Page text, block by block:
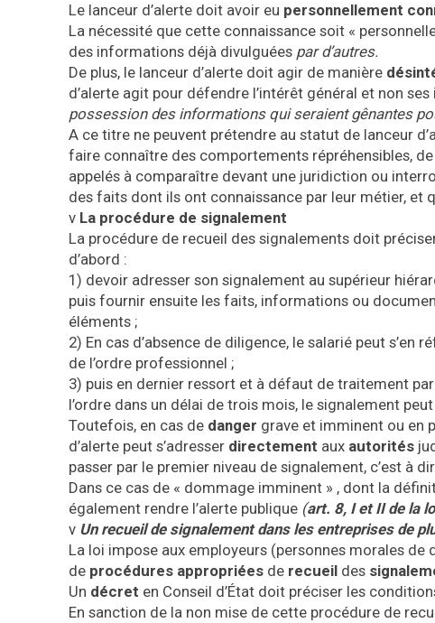
Le lanceur d’alerte doit avoir eu personnellement
La nécessité que cette connaissance soit «
des informations déjà divulguées par d’autres.
De plus, le lanceur d’alerte doit agir de manière
d’alerte agit pour défendre l’intérêt général et non
possession des informations qui seraient gênantes
A ce titre ne peuvent prétendre au statut de lanceur
faire connaître des comportements répréhensibles,
appelés à comparaître devant une juridiction ou
des faits dont ils ont connaissance par leur métier, et
v La procédure de signalement
La procédure de recueil des signalements doit
d’abord :
1) devoir adresser son signalement au supérieur
puis fournir ensuite les faits, informations ou
éléments ;
2) En cas d’absence de diligence, le salarié peut
de l’ordre professionnel ;
3) puis en dernier ressort et à défaut de traitement
l’ordre dans un délai de trois mois, le signalement
Toutefois, en cas de danger grave et imminent ou en
d’alerte peut s’adresser directement aux autorités
passer par le premier niveau de signalement, c’est à
Dans ce cas de « dommage imminent » , dont la
également rendre l’alerte publique (art. 8, I et II de la
v Un recueil de signalement dans les entreprises de
La loi impose aux employeurs (personnes morales
de procédures appropriées de recueil des
Un décret en Conseil d’État doit préciser les
En sanction de la non mise de cette procédure de